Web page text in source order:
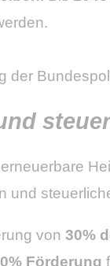
der
und
von 30%
Förderung